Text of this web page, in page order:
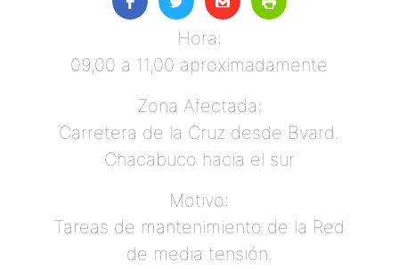
Hora:
09,00 a 11,00 aproximadamente
Zona Afectada:
Carretera de la Cruz desde Bvard.
Chacabuco hacia el sur
Motivo:
Tareas de mantenimiento de la Red
de media tensión.